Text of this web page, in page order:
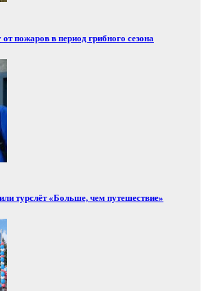
пожаров в период грибного сезона
турслёт «Больше, чем путешествие»